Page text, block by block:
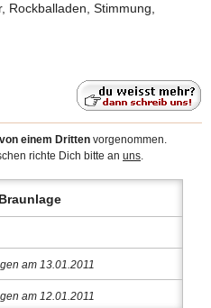
Rockballaden, Stimmung,
von einem Dritten vorgenommen.
richte Dich bitte an uns.
am 13.01.2011
am 12.01.2011